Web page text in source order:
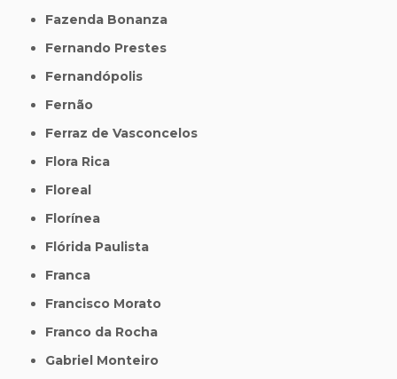
Fazenda Bonanza
Fernando Prestes
Fernandópolis
Fernão
Ferraz de Vasconcelos
Flora Rica
Floreal
Florínea
Flórida Paulista
Franca
Francisco Morato
Franco da Rocha
Gabriel Monteiro